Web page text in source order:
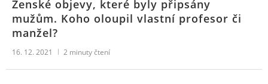
Ženské objevy, které byly připsány
mužům. Koho oloupil vlastní profesor či
manžel?
16. 12. 2021 2 minuty čtení